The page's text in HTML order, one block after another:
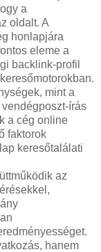
a
oldalt. A
honlapjára
eleme a
backlink-profil
mint a
írás
a cég online
faktorok
keresőtalálati
az
hanem